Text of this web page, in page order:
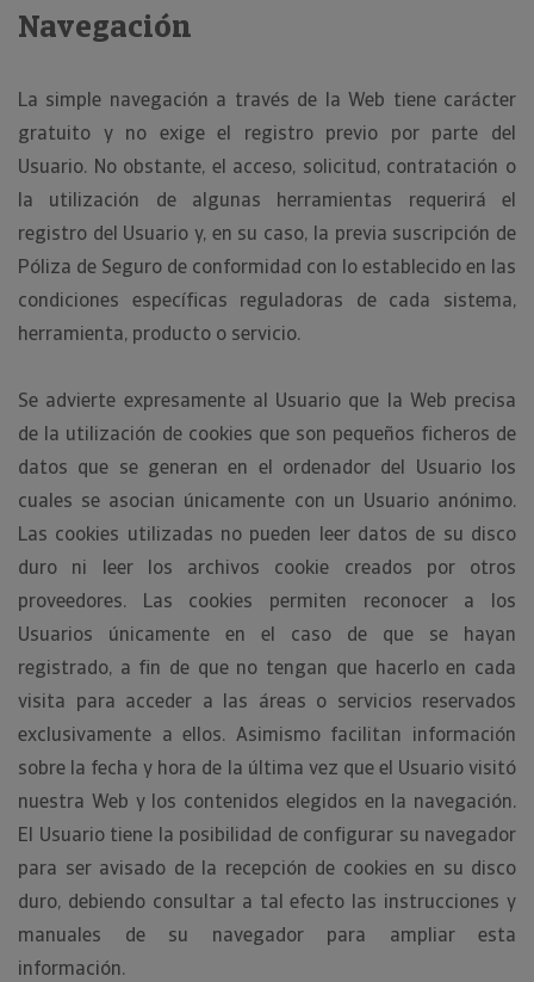
Navegación
La simple navegación a través de la Web tiene carácter
gratuito y no exige el registro previo por parte del
Usuario. No obstante, el acceso, solicitud, contratación o
la utilización de algunas herramientas requerirá el
registro del Usuario y, en su caso, la previa suscripción de
Póliza de Seguro de conformidad con lo establecido en las
condiciones específicas reguladoras de cada sistema,
herramienta, producto o servicio.
Se advierte expresamente al Usuario que la Web precisa
de la utilización de cookies que son pequeños ficheros de
datos que se generan en el ordenador del Usuario los
cuales se asocian únicamente con un Usuario anónimo.
Las cookies utilizadas no pueden leer datos de su disco
duro ni leer los archivos cookie creados por otros
proveedores. Las cookies permiten reconocer a los
Usuarios únicamente en el caso de que se hayan
registrado, a fin de que no tengan que hacerlo en cada
visita para acceder a las áreas o servicios reservados
exclusivamente a ellos. Asimismo facilitan información
sobre la fecha y hora de la última vez que el Usuario visitó
nuestra Web y los contenidos elegidos en la navegación.
El Usuario tiene la posibilidad de configurar su navegador
para ser avisado de la recepción de cookies en su disco
duro, debiendo consultar a tal efecto las instrucciones y
manuales de su navegador para ampliar esta
información.